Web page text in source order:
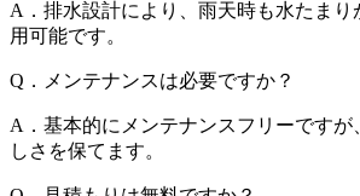
A．排水設計により、雨天時も水たまり
用可能です。
Q．メンテナンスは必要ですか？
A．基本的にメンテナンスフリーですが
しさを保てます。